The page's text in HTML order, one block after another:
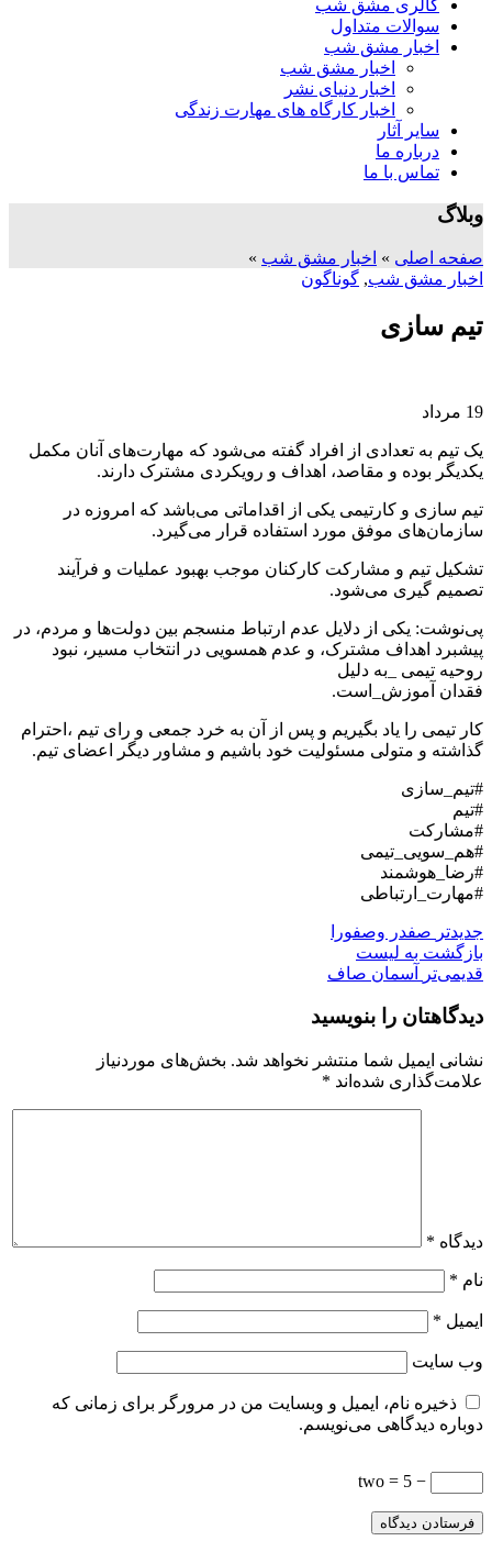
گالری مشق شب
سوالات متداول
اخبار مشق شب
اخبار مشق شب
اخبار دنیای نشر
اخبار کارگاه های مهارت زندگی
سایر آثار
درباره ما
تماس با ما
وبلاگ
صفحه اصلی » اخبار مشق شب »
اخبار مشق شب, گوناگون
تیم سازی
19 مرداد
یک تیم به تعدادی از افراد گفته می‌شود که مهارت‌های آنان مکمل
یکدیگر بوده و مقاصد، اهداف و رویکردی مشترک‌ دارند.
تیم سازی و کارتیمی یکی از اقداماتی می‌باشد که امروزه در
سازمان‌های موفق مورد استفاده قرار می‌گیرد.
تشکیل تیم و مشارکت کارکنان موجب بهبود عملیات و فرآیند
تصمیم گیری می‌شود.
پی‌نوشت: یکی از دلایل عدم ارتباط منسجم بین دولت‌ها و مردم، در
پیشبرد اهداف مشترک، و عدم همسویی در انتخاب مسیر، نبود
روحیه تیمی _به دلیل
فقدان آموزش_است.
کار تیمی را یاد بگیریم و پس از آن به خرد جمعی و رای تیم ،احترام
گذاشته و متولی مسئولیت خود باشیم و مشاور دیگر اعضای تیم.
#تیم_سازی
#تیم
#مشارکت
#هم_سویی_تیمی
#رضا_هوشمند
#مهارت_ارتباطی
جدیدتر صفدر وصفورا
بازگشت بە لیست
قدیمی‌تر
آسمان صاف
دیدگاهتان را بنویسید
نشانی ایمیل شما منتشر نخواهد شد. بخش‌های موردنیاز
علامت‌گذاری شده‌اند *
دیدگاه *
نام *
ایمیل *
وب‌ سایت
ذخیره نام، ایمیل و وبسایت من در مرورگر برای زمانی که
دوباره دیدگاهی می‌نویسم.
− two = 5